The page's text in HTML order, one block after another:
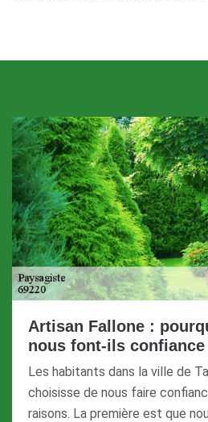
Artisan Fallone :
nous font-ils confiance
Les habitants dans la ville de
choisisse de nous faire
raisons. La première est que